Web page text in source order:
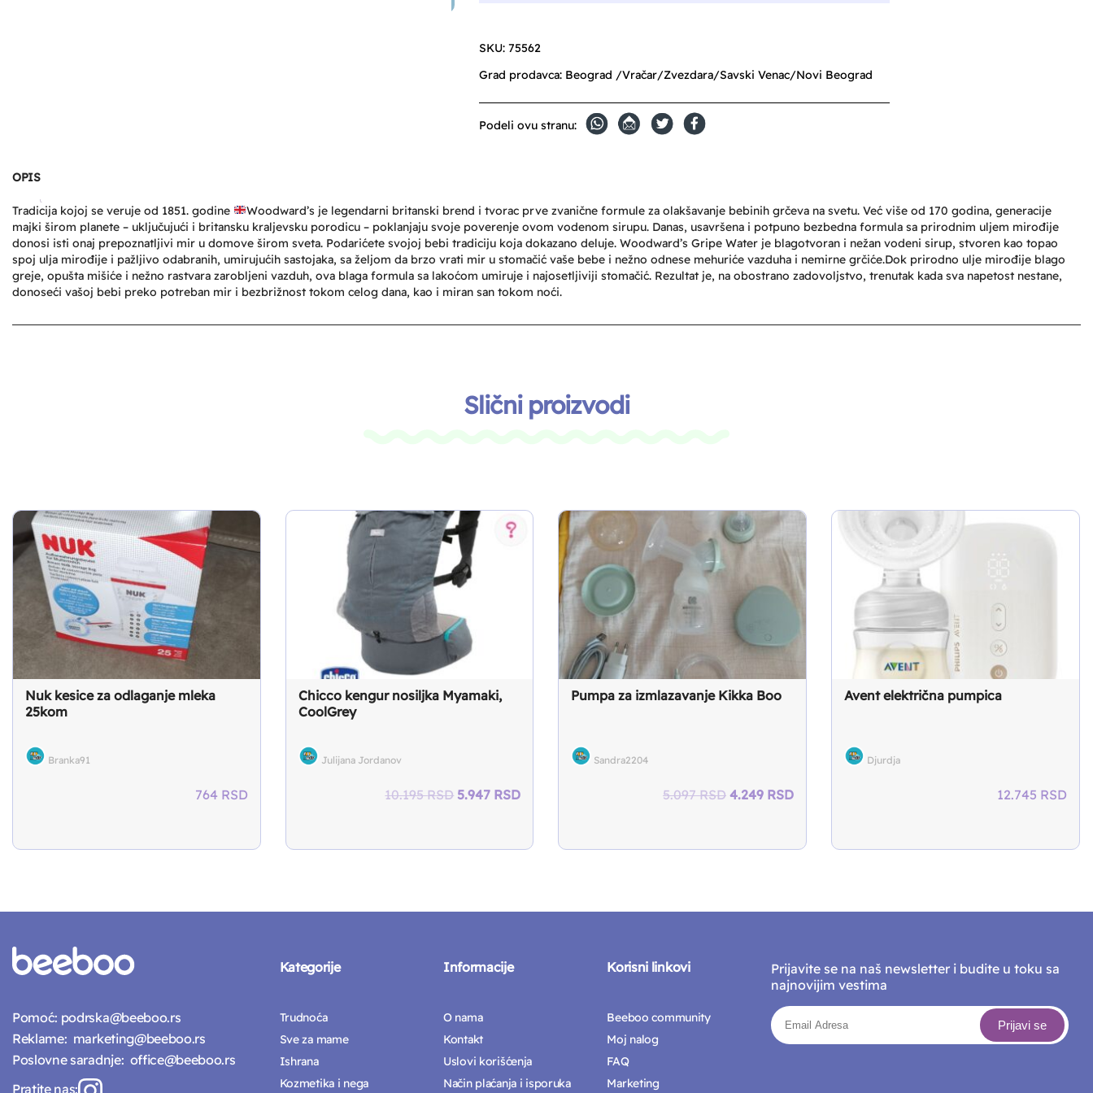
SKU: 75562
Grad prodavca: Beograd /Vračar/Zvezdara/Savski Venac/Novi Beograd
Podeli ovu stranu:
OPIS
Tradicija kojoj se veruje od 1851. godine
​ Woodward’s je legendarni britanski brend i tvorac prve zvanične formule za olakšavanje bebinih grčeva na svetu. Već više od 170 godina, generacije
majki širom planete – uključujući i britansku kraljevsku porodicu – poklanjaju svoje poverenje ovom vodenom sirupu. Danas, usavršena i potpuno bezbedna formula sa prirodnim uljem mirođije
donosi isti onaj prepoznatljivi mir u domove širom sveta. Podarićete svojoj bebi tradiciju koja dokazano deluje. Woodward’s Gripe Water je blagotvoran i nežan vodeni sirup, stvoren kao topao
spoj ulja mirođije i pažljivo odabranih, umirujućih sastojaka, sa željom da brzo vrati mir u stomačić vaše bebe i nežno odnese mehuriće vazduha i nemirne grčiće.​Dok prirodno ulje mirođije blago
greje, opušta mišiće i nežno rastvara zarobljeni vazduh, ova blaga formula sa lakoćom umiruje i najosetljiviji stomačić. Rezultat je, na obostrano zadovoljstvo, trenutak kada sva napetost nestane,
donoseći vašoj bebi preko potreban mir i bezbrižnost tokom celog dana, kao i miran san tokom noći.
Slični proizvodi
Nuk kesice za odlaganje mleka
25kom
Branka91
764 RSD
Chicco kengur nosiljka Myamaki,
CoolGrey
Julijana Jordanov
10.195RSD Original
5.947 RSDCurrent
5.947 RSD.
Pumpa za izmlazavanje Kikka Boo
Sandra2204
5.097RSD Original
4.249 RSDCurrent
4.249 RSD.
Avent električna pumpica
Djurdja
12.745 RSD
Pomoć: podrska@beeboo.rs
Reklame: marketing@beeboo.rs
Poslovne saradnje: office@beeboo.rs
Pratite nas:
Kategorije
Trudnoća
Sve za mame
Ishrana
Kozmetika i nega
Informacije
O nama
Kontakt
Uslovi korišćenja
Način plaćanja i isporuka
Korisni linkovi
Beeboo community
Moj nalog
FAQ
Marketing
Prijavite se na naš newsletter i budite u toku sa
najnovijim vestima